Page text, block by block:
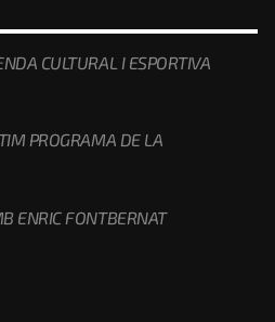
CULTURAL I ESPORTIVA
PROGRAMA DE LA
ENRIC FONTBERNAT